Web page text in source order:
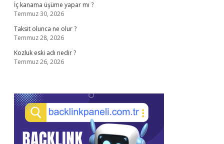
İç kanama üşüme yapar mı ?
Temmuz 30, 2026
Taksit olunca ne olur ?
Temmuz 28, 2026
Kozluk eski adı nedir ?
Temmuz 26, 2026